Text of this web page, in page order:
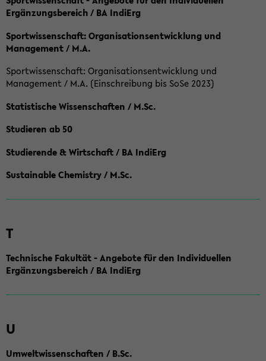
Ergänzungsbereich / BA IndiErg
Sportwissenschaft: Organisationsentwicklung und
Management / M.A.
Sportwissenschaft: Organisationsentwicklung und
Management / M.A. (Einschreibung bis SoSe 2023)
Statistische Wissenschaften / M.Sc.
Studieren ab 50
Studierende & Wirtschaft / BA IndiErg
Sustainable Chemistry / M.Sc.
T
Technische Fakultät - Angebote für den Individuellen
Ergänzungsbereich / BA IndiErg
U
Umweltwissenschaften / B.Sc.